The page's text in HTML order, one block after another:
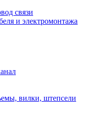
связи
и электромонтажа
вилки, штепсели